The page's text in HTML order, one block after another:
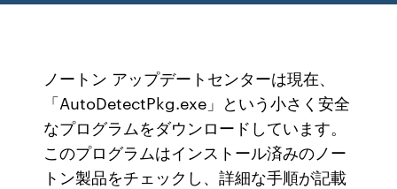
ノートン アップデートセンターは現在、
「AutoDetectPkg.exe」という小さく安全
なプログラムをダウンロードしています。
このプログラムはインストール済みのノー
トン製品をチェックし、詳細な手順が記載